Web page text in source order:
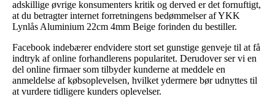
adskillige øvrige konsumenters kritik og derved er det fornuftigt,
at du betragter internet forretningens bedømmelser af YKK
Lynlås Aluminium 22cm 4mm Beige forinden du bestiller.
Facebook indebærer endvidere stort set gunstige genveje til at få
indtryk af online forhandlerens popularitet. Derudover ser vi en
del online firmaer som tilbyder kunderne at meddele en
anmeldelse af købsoplevelsen, hvilket ydermere bør udnyttes til
at vurdere tidligere kunders oplevelser.